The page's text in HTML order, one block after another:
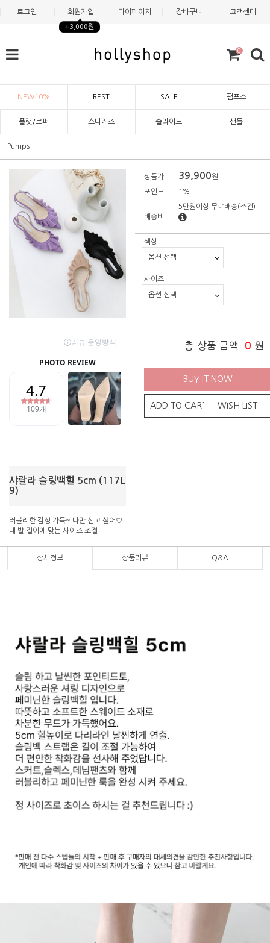
로그인 회원가입
+3,000원
마이페이지 장바구니 고객센터
0
NEW10% BEST SALE 펌프스
플랫/로퍼 스니커즈 슬라이드 샌들
Pumps
샤랄라 슬링백힐 5cm (117L
9)
러블리한 감성 가득~ 나만 신고 싶어♡
내 발 길이에 맞는 사이즈 조절!
상품가 39,900원
포인트 1%
배송비
5만원이상 무료배송(조건)
색상
사이즈
총 상품 금액 0 원
BUY IT NOW
ADD TO CART WISH LIST
상세정보 상품리뷰 Q&A